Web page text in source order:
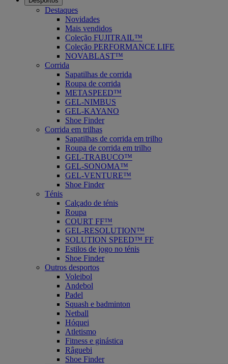
Destaques
Novidades
Mais vendidos
Coleção FUJITRAIL™
Coleção PERFORMANCE LIFE
NOVABLAST™
Corrida
Sapatilhas de corrida
Roupa de corrida
METASPEED™
GEL-NIMBUS
GEL-KAYANO
Shoe Finder
Corrida em trilhas
Sapatilhas de corrida em trilho
Roupa de corrida em trilho
GEL-TRABUCO™
GEL-SONOMA™
GEL-VENTURE™
Shoe Finder
Ténis
Calçado de ténis
Roupa
COURT FF™
GEL-RESOLUTION™
SOLUTION SPEED™ FF
Estilos de jogo no ténis
Shoe Finder
Outros desportos
Voleibol
Andebol
Padel
Squash e badminton
Netball
Hóquei
Atletismo
Fitness e ginástica
Râguebi
Shoe Finder